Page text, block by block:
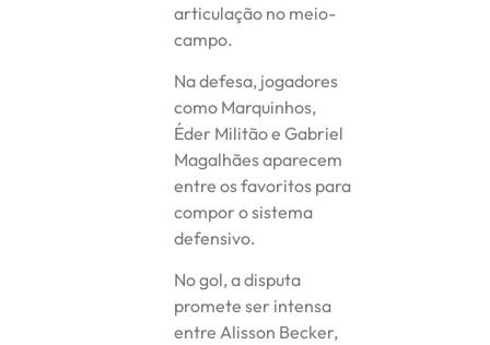
articulação no meio-
campo.
Na defesa, jogadores
como Marquinhos,
Éder Militão e Gabriel
Magalhães aparecem
entre os favoritos para
compor o sistema
defensivo.
No gol, a disputa
promete ser intensa
entre Alisson Becker,